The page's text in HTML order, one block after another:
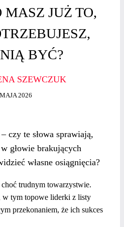
JUŻ TO,
BYĆ?
SZEWCZUK
2026
– czy te słowa sprawiają,
głowie brakujących
własne osiągnięcia?
trudnym towarzystwie.
w tym topowe liderki z listy
przekonaniem, że ich sukces